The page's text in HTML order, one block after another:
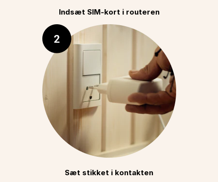
Indsæt SIM-kort i routeren
Sæt stikket i kontakten